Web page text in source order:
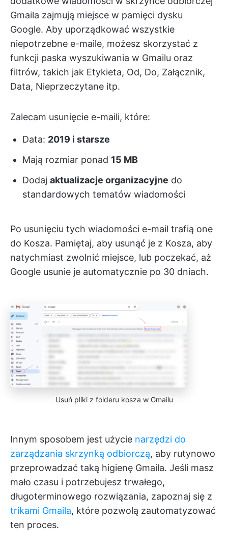
Gmaila zajmują miejsce w pamięci dysku
Google. Aby uporządkować wszystkie
niepotrzebne e-maile, możesz skorzystać z
funkcji paska wyszukiwania w Gmailu oraz
filtrów, takich jak Etykieta, Od, Do, Załącznik,
Data, Nieprzeczytane itp.
Zalecam usunięcie e-maili, które:
Data: 2019 i starsze
Mają rozmiar ponad 15 MB
Dodaj aktualizacje organizacyjne do
standardowych tematów wiadomości
Po usunięciu tych wiadomości e-mail trafią one
do Kosza. Pamiętaj, aby usunąć je z Kosza, aby
natychmiast zwolnić miejsce, lub poczekać, aż
Google usunie je automatycznie po 30 dniach.
Usuń pliki z folderu kosza w Gmailu
Innym sposobem jest użycie narzędzi do
zarządzania skrzynką odbiorczą, aby rutynowo
przeprowadzać taką higienę Gmaila. Jeśli masz
mało czasu i potrzebujesz trwałego,
długoterminowego rozwiązania, zapoznaj się z
trikami Gmaila, które pozwolą zautomatyzować
ten proces.